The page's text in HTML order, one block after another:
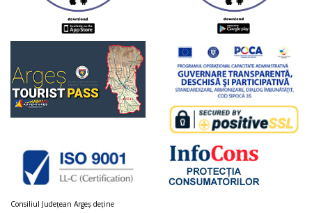
Consiliul Judeţean Argeș deţine